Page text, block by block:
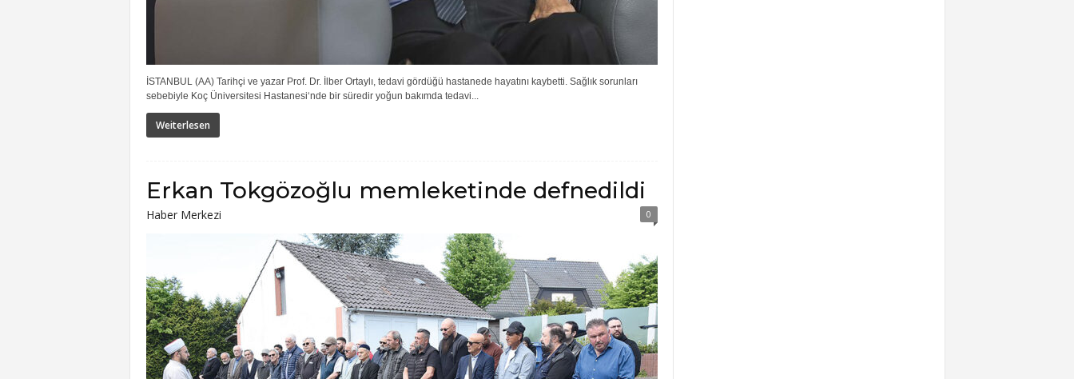
İSTANBUL (AA) Tarihçi ve yazar Prof. Dr. İlber Ortaylı, tedavi gördüğü hastanede hayatını kaybetti. Sağlık sorunları
sebebiyle Koç Üniversitesi Hastanesi‘nde bir süredir yoğun bakımda tedavi...
Weiterlesen
Erkan Tokgözoğlu memleketinde defnedildi
Haber Merkezi 0